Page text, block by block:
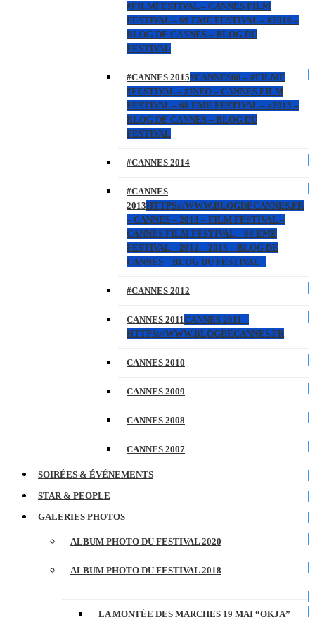
#FILMFESTIVAL – CANNES FILM
FESTIVAL – 69 EME FESTIVAL – #2016 –
BLOG DE CANNES – BLOG DU
FESTIVAL
#CANNES 2015#CANNES68 – #FILMF
#FESTIVAL – #INFO – CANNES FILM
FESTIVAL – 68 EME FESTIVAL – #2015 –
BLOG DE CANNES – BLOG DU
FESTIVAL
#CANNES 2014
#CANNES
2013HTTPS://WWW.BLOGDECANNES.FR
– CANNES – 2013 – FILM FESTIVAL –
CANNES FILM FESTIVAL – 66 EME
FESTIVAL – 2012 – 2013 – BLOG DE
CANNES – BLOG DU FESTIVAL –
#CANNES 2012
CANNES 2011CANNES 2011 –
HTTPS://WWW.BLOGDECANNES.FR
CANNES 2010
CANNES 2009
CANNES 2008
CANNES 2007
SOIRÉES & ÉVÉNEMENTS
STAR & PEOPLE
GALERIES PHOTOS
ALBUM PHOTO DU FESTIVAL 2020
ALBUM PHOTO DU FESTIVAL 2018
LA MONTÉE DES MARCHES 19 MAI “OKJA”